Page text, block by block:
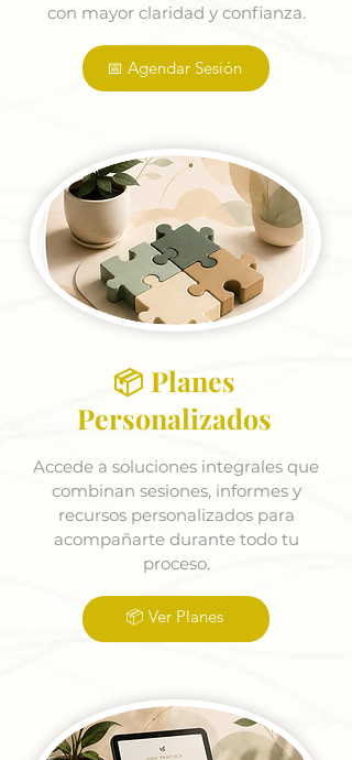
con mayor claridad y confianza.
📅 Agendar Sesión
📦 Planes
Personalizados
Accede a soluciones integrales que
combinan sesiones, informes y
recursos personalizados para
acompañarte durante todo tu
proceso.
📦 Ver Planes